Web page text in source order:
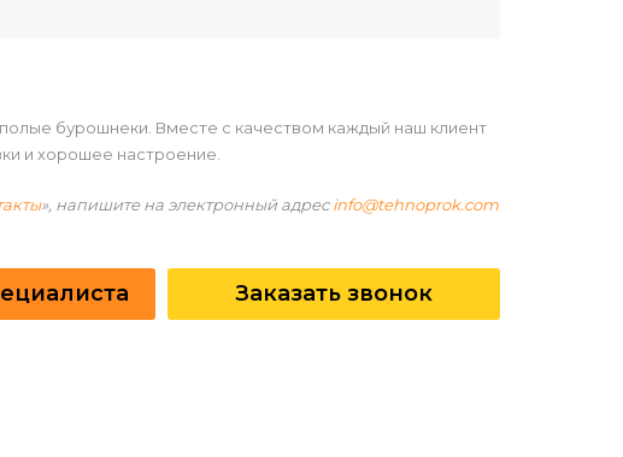
бурошнеки. Вместе с качеством каждый наш клиент
и хорошее настроение.
», напишите на электронный адресinfo@tehnoprok.com
Заказать звонок